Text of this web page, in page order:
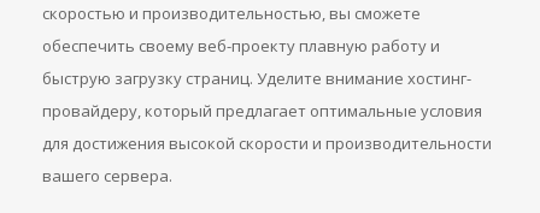
скоростью и производительностью, вы сможете
обеспечить своему веб-проекту плавную работу и
быструю загрузку страниц. Уделите внимание хостинг-
провайдеру, который предлагает оптимальные условия
для достижения высокой скорости и производительности
вашего сервера.